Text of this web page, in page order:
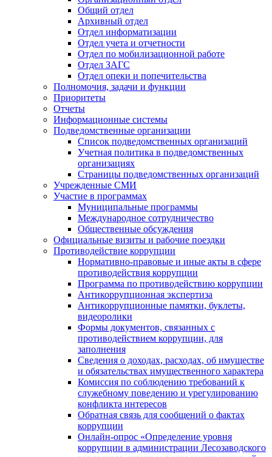
Общий отдел
Архивный отдел
Отдел информатизации
Отдел учета и отчетности
Отдел по мобилизационной работе
Отдел ЗАГС
Отдел опеки и попечительства
Полномочия, задачи и функции
Приоритеты
Отчеты
Информационные системы
Подведомственные организации
Список подведомственных организаций
Учетная политика в подведомственных
организациях
Страницы подведомственных организаций
Учрежденные СМИ
Участие в программах
Муниципальные программы
Международное сотрудничество
Общественные обсуждения
Официальные визиты и рабочие поездки
Противодействие коррупции
Нормативно-правовые и иные акты в сфере
противодействия коррупции
Программа по противодействию коррупции
Антикоррупционная экспертиза
Антикоррупционные памятки, буклеты,
видеоролики
Формы документов, связанных с
противодействием коррупции, для
заполнения
Сведения о доходах, расходах, об имуществе
и обязательствах имущественного характера
Комиссия по соблюдению требований к
служебному поведению и урегулированию
конфликта интересов
Обратная связь для сообщений о фактах
коррупции
Онлайн-опрос «Определение уровня
коррупции в администрации Лесозаводского